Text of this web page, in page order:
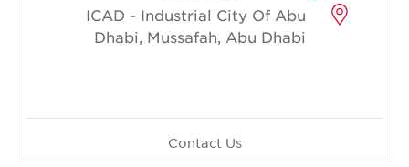
ICAD - Industrial City Of Abu
Dhabi, Mussafah, Abu Dhabi
Contact Us